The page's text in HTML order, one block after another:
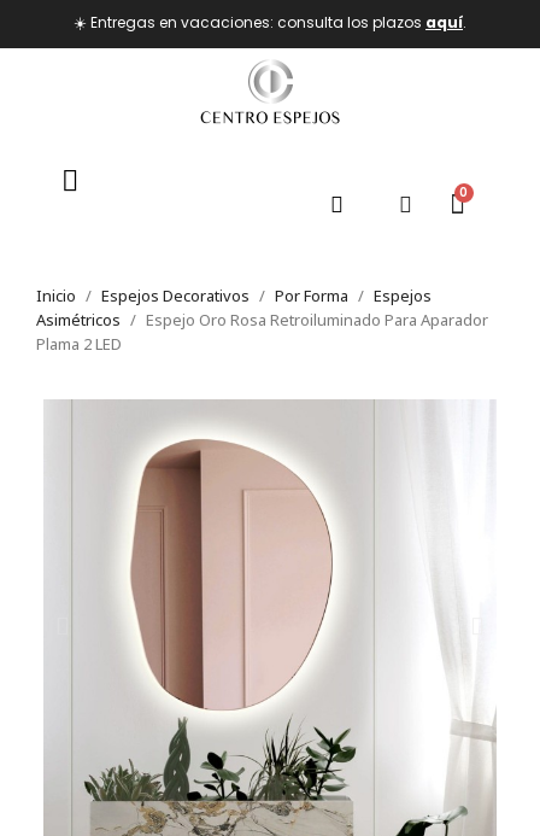
☀️ Entregas en vacaciones: consulta los plazos aquí.
Inicio Espejos Decorativos Por Forma
Espejos
Asimétricos
Espejo Oro Rosa Retroiluminado Para Aparador
Plama 2 LED